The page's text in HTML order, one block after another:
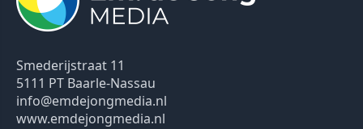
Smederijstraat 11
5111 PT Baarle-Nassau
info@emdejongmedia.nl
www.emdejongmedia.nl